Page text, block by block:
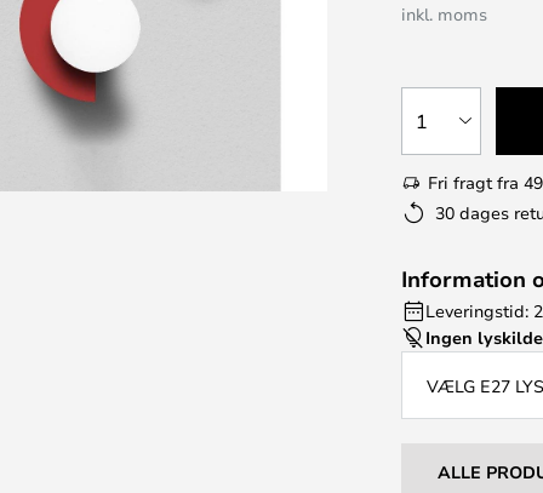
inkl. moms
1
Fri fragt fra
30 dages
Information
Leveringstid:
Ingen lyskilde
VÆLG E27
ALLE